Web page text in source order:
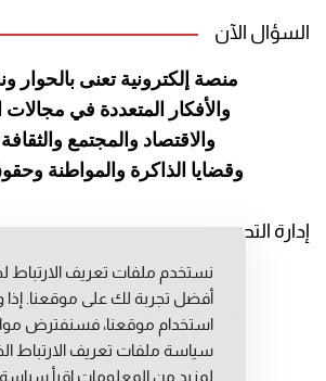
السؤال الآن
منصة إلكترونية تعنى بالحوار
والأفكار المتعددة في مجالات
والاقتصاد والمجتمع والثقافة
وقضايا الذاكرة والمواطنة
إدارة التحرير
رئيس التحرير: عبد الرحيم
رئيس التحرير المساعد:
مديرة التحرير: فاطمة
نستخدم ملفات تعريف الارتباط
أفضل تجربة لك على موقعنا.
استخدام موقعنا، فسنفترض
سياسة ملفات تعريف الارتباط
لمزيد من المعلومات إقرأ